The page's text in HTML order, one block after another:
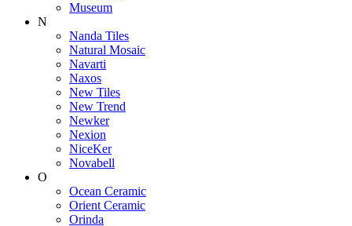
Museum
N
Nanda Tiles
Natural Mosaic
Navarti
Naxos
New Tiles
New Trend
Newker
Nexion
NiceKer
Novabell
O
Ocean Ceramic
Orient Ceramic
Orinda